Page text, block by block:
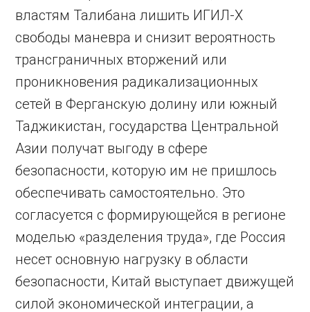
властям Талибана лишить ИГИЛ-Х
свободы маневра и снизит вероятность
трансграничных вторжений или
проникновения радикализационных
сетей в Ферганскую долину или южный
Таджикистан, государства Центральной
Азии получат выгоду в сфере
безопасности, которую им не пришлось
обеспечивать самостоятельно. Это
согласуется с формирующейся в регионе
моделью «разделения труда», где Россия
несет основную нагрузку в области
безопасности, Китай выступает движущей
силой экономической интеграции, а